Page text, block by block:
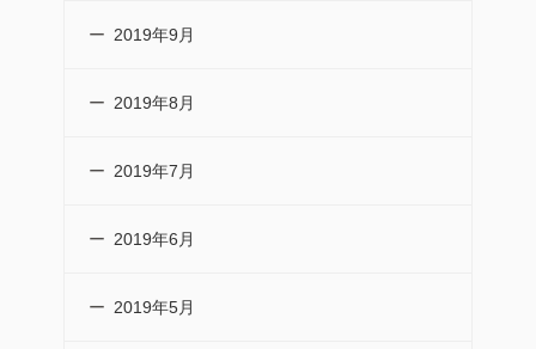
2019年9月
2019年8月
2019年7月
2019年6月
2019年5月